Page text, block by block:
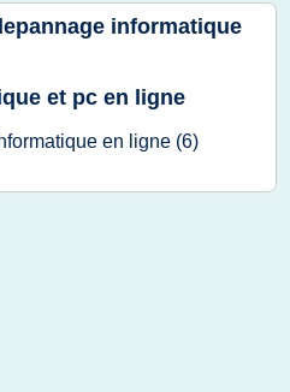
informatique
et pc en ligne
en ligne (6)